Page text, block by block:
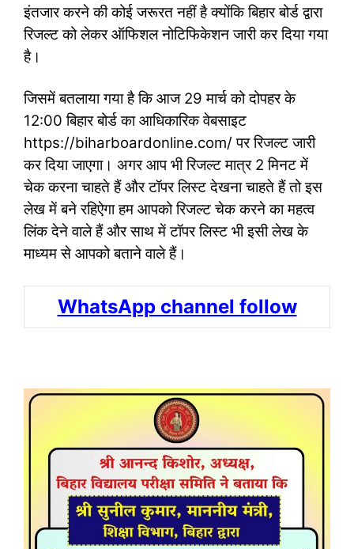
इंतजार करने की कोई जरूरत नहीं है क्योंकि बिहार बोर्ड द्वारा
रिजल्ट को लेकर ऑफिशल नोटिफिकेशन जारी कर दिया गया
है।
जिसमें बतलाया गया है कि आज 29 मार्च को दोपहर के
12:00 बिहार बोर्ड का आधिकारिक वेबसाइट
https://biharboardonline.com/ पर रिजल्ट जारी
कर दिया जाएगा। अगर आप भी रिजल्ट मात्र 2 मिनट में
चेक करना चाहते हैं और टॉपर लिस्ट देखना चाहते हैं तो इस
लेख में बने रहिऐगा हम आपको रिजल्ट चेक करने का महत्व
लिंक देने वाले हैं और साथ में टॉपर लिस्ट भी इसी लेख के
माध्यम से आपको बताने वाले हैं।
WhatsApp channel follow